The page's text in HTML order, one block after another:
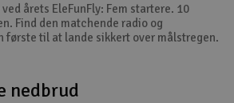
årets EleFunFly: Fem startere. 10
Find den matchende radio og
første til at lande sikkert over målstregen.
nedbrud